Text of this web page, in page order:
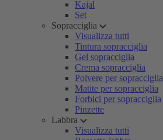
Kajal
Set
Sopracciglia
Visualizza tutti
Tintura sopracciglia
Gel sopracciglia
Crema sopracciglia
Polvere per sopracciglia
Matite per sopracciglia
Forbici per sopracciglia
Pinzette
Labbra
Visualizza tutti